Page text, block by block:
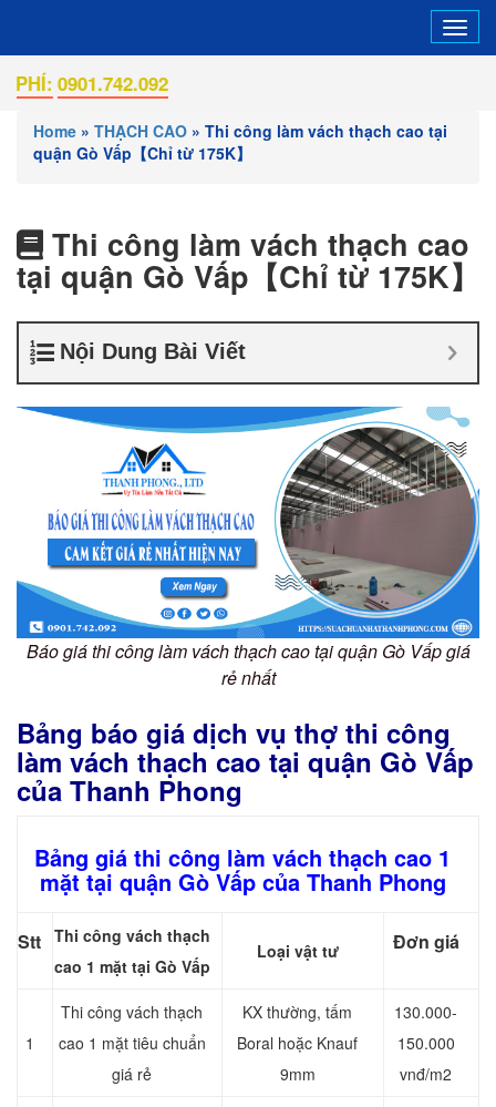
0901.742.092
Home » THẠCH CAO » Thi công làm vách thạch cao tại
quận Gò Vấp【Chỉ từ 175K】
Thi công làm vách thạch cao
tại quận Gò Vấp【Chỉ từ 175K】
Nội Dung Bài Viết
Báo giá thi công làm vách thạch cao tại quận Gò Vấp giá
rẻ nhất
Bảng báo giá dịch vụ thợ thi công
làm vách thạch cao tại quận Gò Vấp
của Thanh Phong
Bảng giá thi công làm vách thạch cao 1
mặt tại quận Gò Vấp của Thanh Phong
Stt Thi công vách thạch
cao 1 mặt tại Gò Vấp
Loại vật tư Đơn giá
1
Thi công vách thạch
cao 1 mặt tiêu chuẩn
giá rẻ
KX thường, tấm
Boral hoặc Knauf
9mm
130.000-
150.000
vnđ/m2